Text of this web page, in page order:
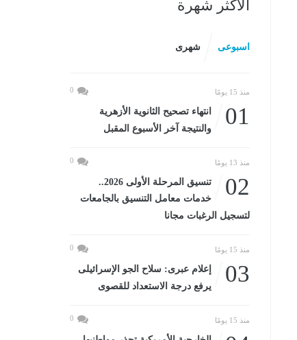
الأكثر شهرة
اسبوعى شهرى
منذ 15 يومًا 0
01
انتهاء تصحيح الثانوية الأزهرية
والنتيجة آخر الأسبوع المقبل
منذ 13 يومًا 0
02
تنسيق المرحلة الأولى 2026..
خدمات معامل التنسيق بالجامعات
لتسجيل الرغبات مجانا
منذ 15 يومًا 0
03
إعلام عبرى: سلاح الجو الإسرائيلى
يرفع درجة الاستعداد للقصوى
منذ 15 يومًا 0